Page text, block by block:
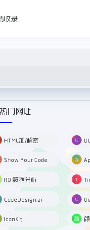
收录
热门网址
HTML加/解密
Show Your Code
ROI数据分析
CodeDesign.ai
IconKit